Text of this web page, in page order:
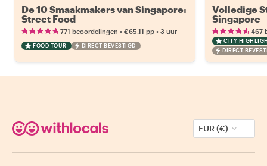
De 10 Smaakmakers van Singapore:
Street Food
771 beoordelingen • €65.11 pp • 3 uur
FOOD TOUR DIRECT BEVESTIGD
Volledige
Singapore
467
CITY
DIRECT
EUR (€)